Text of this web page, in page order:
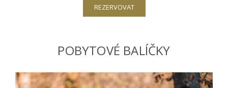
REZERVOVAT
POBYTOVÉ BALÍČKY